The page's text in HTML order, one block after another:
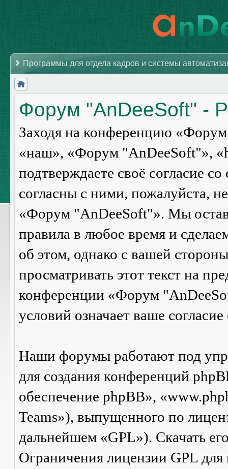
Программы для отдела кадров и системы
Форум "AnDeeSoft" -
Заходя на конференцию
«наш», «Форум "AnDeeSoft"»,
подтверждаете своё согласие
согласны с ними, пожалуйста,
«Форум "AnDeeSoft"». Мы
правила в любое время и
об этом, однако с вашей
просматривать этот текст на
конференции «Форум
условий означает ваше
Наши форумы работают под
для создания конференций
обеспечение phpBB»,
Teams»), выпущенного по
дальнейшем «GPL»). Скачать
Ограничения лицензии GPL